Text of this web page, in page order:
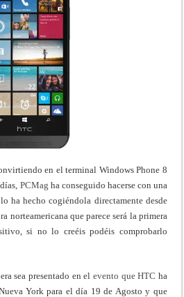
en el terminal Windows Phone 8
PCMag ha conseguido hacerse con una
ha hecho cogiéndola directamente desde
norteamericana que parece será la primera
si no lo creéis podéis comprobarlo
sea presentado en el evento que HTC ha
York para el día 19 de Agosto y que